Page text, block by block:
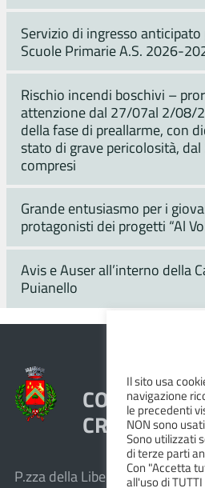
Servizio di ingresso
Scuole Primarie A.S. 2026-
Rischio incendi boschivi –
attenzione dal 27/07al 2/08/
della fase di preallarme, con
stato di grave pericolosità, dal
compresi
Grande entusiasmo per i
protagonisti dei progetti “Al
Avis e Auser all’interno della
Puianello
COMUNE DI
CROSTOLO
P.zza della Libertà, 1 – 42030
Il sito usa
navigazione
le precedenti
NON sono
Sono utilizzati
di terze parti
Con "Accetta
all'uso di